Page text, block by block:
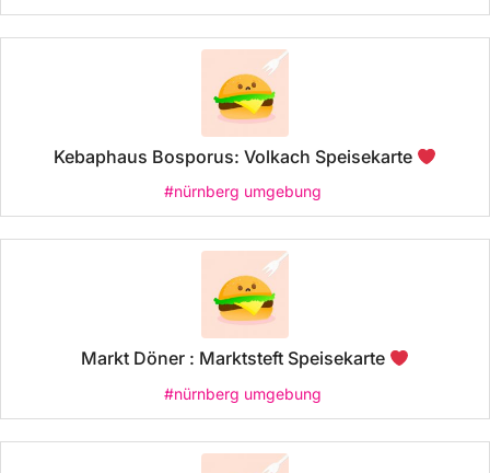
Kebaphaus Bosporus: Volkach Speisekarte
#nürnberg umgebung
Markt Döner : Marktsteft Speisekarte
#nürnberg umgebung